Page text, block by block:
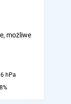
możliwe
hPa